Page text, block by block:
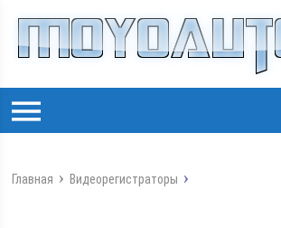
Главная Видеорегистраторы